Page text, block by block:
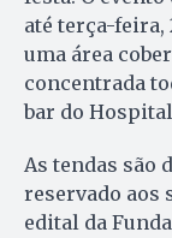
até terça-feira,
uma área
concentrada
bar do
As tendas são
reservado aos
edital da